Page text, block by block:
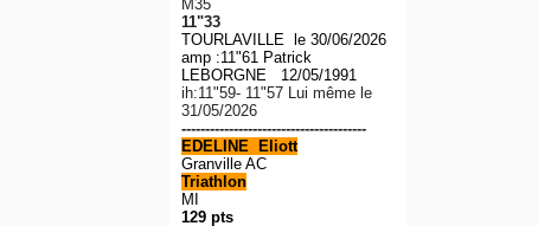
M35
11"33
TOURLAVILLE le 30/06/2026
amp :11"61 Patrick
LEBORGNE 12/05/1991
ih:11"59- 11"57 Lui même le
31/05/2026
---------------------------------------
EDELINE Eliott
Granville AC
Triathlon
MI
129 pts